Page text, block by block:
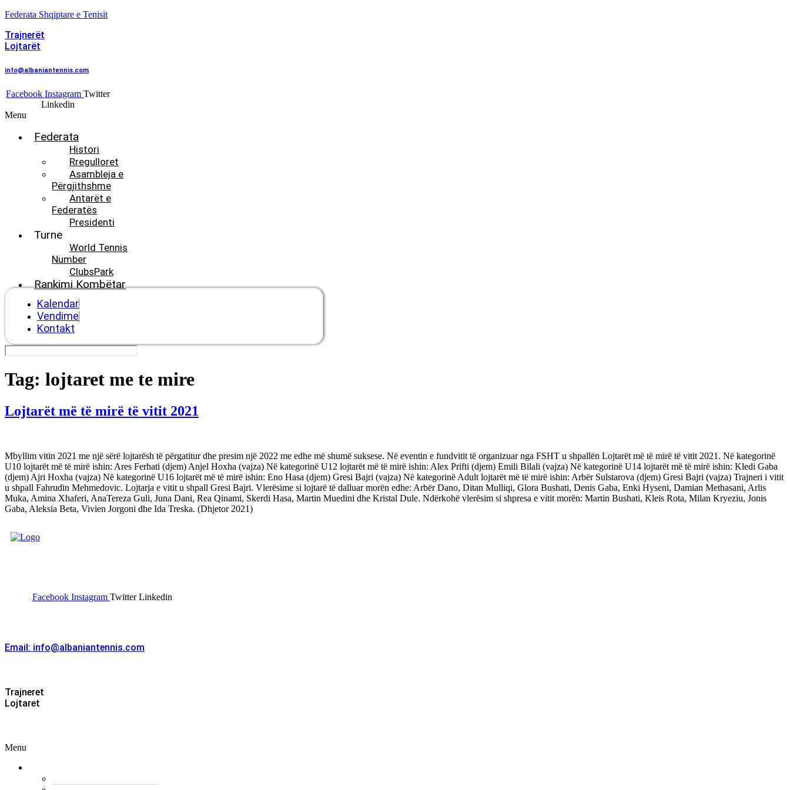
Federata Shqiptare e Tenisit
Trajnerët
Lojtarët
info@albaniantennis.com
Facebook Instagram Twitter
Linkedin
Menu
Federata
Histori
Rregulloret
Asambleja e
Përgjithshme
Antarët e
Federatës
Presidenti
Turne
World Tennis
Number
ClubsPark
Rankimi Kombëtar
Kalendar
Vendime
Kontakt
Tag: lojtaret me te mire
Lojtarët më të mirë të vitit 2021
Mbyllim vitin 2021 me një sërë lojtarësh të përgatitur dhe presim një 2022 me edhe më shumë suksese. Në eventin e fundvitit të organizuar nga FSHT u shpallën Lojtarët më të mirë të vitit 2021. Në kategorinë
U10 lojtarët më të mirë ishin: Ares Ferhati (djem) Anjel Hoxha (vajza) Në kategorinë U12 lojtarët më të mirë ishin: Alex Prifti (djem) Emili Bilali (vajza) Në kategorinë U14 lojtarët më të mirë ishin: Kledi Gaba
(djem) Ajri Hoxha (vajza) Në kategorinë U16 lojtarët më të mirë ishin: Eno Hasa (djem) Gresi Bajri (vajza) Në kategorinë Adult lojtarët më të mirë ishin: Arbër Sulstarova (djem) Gresi Bajri (vajza) Trajneri i vitit
u shpall Fahrudin Mehmedovic. Lojtarja e vitit u shpall Gresi Bajri. Vlerësime si lojtarë të dalluar morën edhe: Arbër Dano, Ditan Mulliqi, Glora Bushati, Denis Gaba, Enki Hyseni, Damian Methasani, Arlis
Muka, Amina Xhaferi, AnaTereza Guli, Juna Dani, Rea Qinami, Skerdi Hasa, Martin Muedini dhe Kristal Dule. Ndërkohë vlerësim si shpresa e vitit morën: Martin Bushati, Kleis Rota, Milan Kryeziu, Jonis
Gaba, Aleksia Beta, Vivien Jorgoni dhe Ida Treska. (Dhjetor 2021)
Facebook Instagram Twitter Linkedin
Email: info@albaniantennis.com
Trajneret
Lojtaret
Menu